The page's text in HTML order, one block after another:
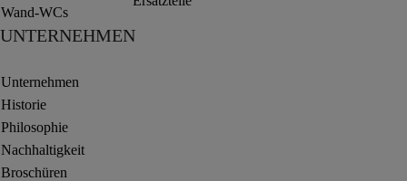
Wand-WCs
UNTERNEHMEN
Unternehmen
Historie
Philosophie
Nachhaltigkeit
Broschüren